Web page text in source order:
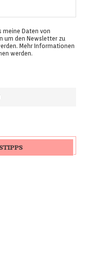
meine Daten von
um den Newsletter zu
Mehr Informationen
werden.